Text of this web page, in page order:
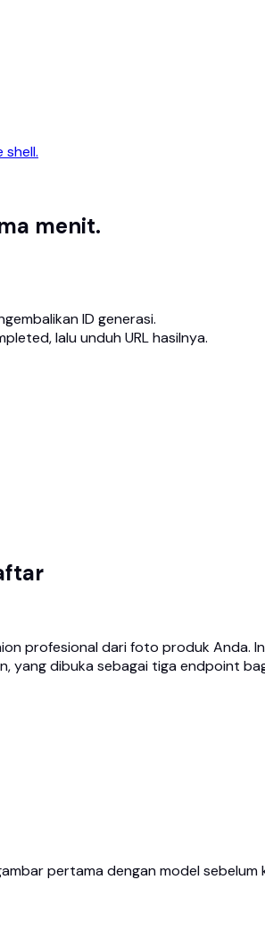
menit.
ID generasi.
lalu unduh URL hasilnya.
profesional dari foto produk Anda.
dibuka sebagai tiga endpoint
pertama dengan model sebelum